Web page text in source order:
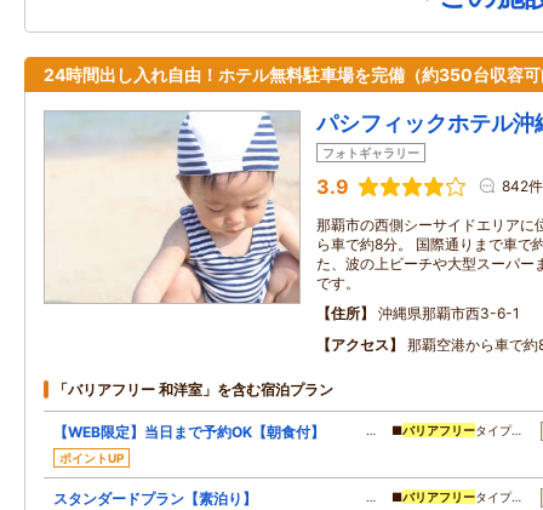
24時間出し入れ自由！ホテル無料駐車場を完備（約350台収容
パシフィックホテル沖
フォトギャラリー
3.9 842件
那覇市の西側シーサイドエリアに
ら車で約8分。 国際通りまで車で
た、波の上ビーチや大型スーパー
です。
住所
沖縄県那覇市西3-6-1
アクセス
那覇空港から車で約
「バリアフリー 和洋室」を含む宿泊プラン
【WEB限定】当日まで予約OK【朝食付】
ポイントUP
… ■バリアフリータイプ…
スタンダードプラン【素泊り】 … ■バリアフリータイプ…